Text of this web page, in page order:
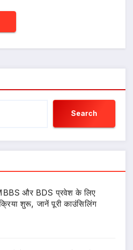
Search
और BDS प्रवेश के लिए
शुरू, जानें पूरी काउंसिलिंग